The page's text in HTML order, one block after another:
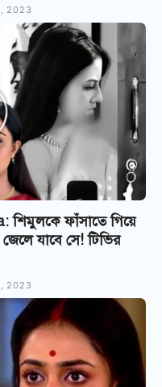
2023
ফাঁসাতে গিয়ে
যাবে সে! টিভির
2023